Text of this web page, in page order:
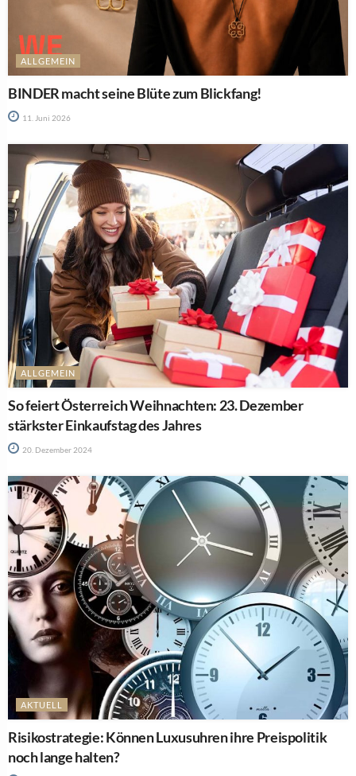
ALLGEMEIN
BINDER macht seine Blüte zum Blickfang!
11. Juni 2026
ALLGEMEIN
So feiert Österreich Weihnachten: 23. Dezember
stärkster Einkaufstag des Jahres
20. Dezember 2024
AKTUELL
Risikostrategie: Können Luxusuhren ihre Preispolitik
noch lange halten?